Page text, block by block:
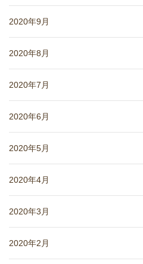
2020年9月
2020年8月
2020年7月
2020年6月
2020年5月
2020年4月
2020年3月
2020年2月